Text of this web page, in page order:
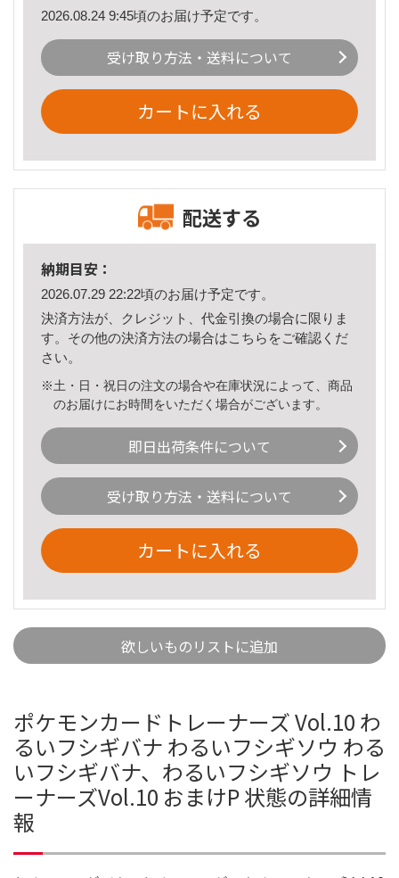
2026.08.24 9:45頃のお届け予定です。
受け取り方法・送料について
カートに入れる
配送する
納期目安：
2026.07.29 22:22頃のお届け予定です。
決済方法が、クレジット、代金引換の場合に限りま
す。その他の決済方法の場合はこちら をご確認くだ
さい。
※土・日・祝日の注文の場合や在庫状況によって、商品
のお届けにお時間をいただく場合がございます。
即日出荷条件について
受け取り方法・送料について
カートに入れる
欲しいものリストに追加
ポケモンカードトレーナーズ Vol.10 わ
るいフシギバナ わるいフシギソウ わる
いフシギバナ、わるいフシギソウ トレ
ーナーズVol.10 おまけP 状態の詳細情
報